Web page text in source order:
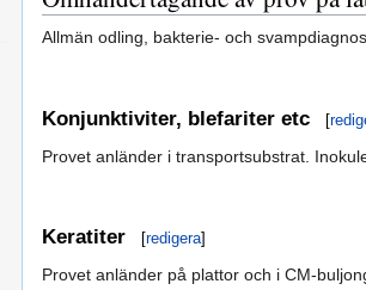
Allmän odling, bakterie- och
Konjunktiviter, blefariter etc [
Provet anländer i transportsubstrat.
Keratiter [redigera]
Provet anländer på plattor och i CM-